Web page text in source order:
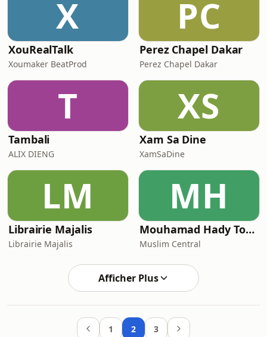
X
XouRealTalk
Xoumaker BeatProd
PC
Perez Chapel Dakar
Perez Chapel Dakar
T
Tambali
ALIX DIENG
XS
Xam Sa Dine
XamSaDine
LM
Librairie Majalis
Librairie Majalis
MH
Mouhamad Hady Toure
Muslim Central
Afficher Plus
1 2 3